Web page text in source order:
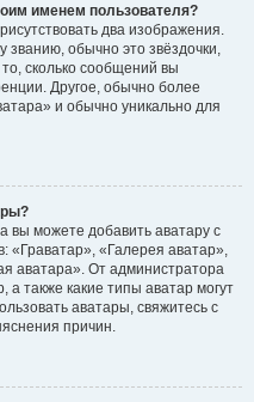
именем пользователя?
два изображения.
обычно это звёздочки,
сколько сообщений вы
Другое, обычно более
и обычно уникально для
вы можете добавить аватару с
«Граватар», «Галерея аватар»,
аватара». От администратора
а также какие типы аватар могут
аватары, свяжитесь с
причин.